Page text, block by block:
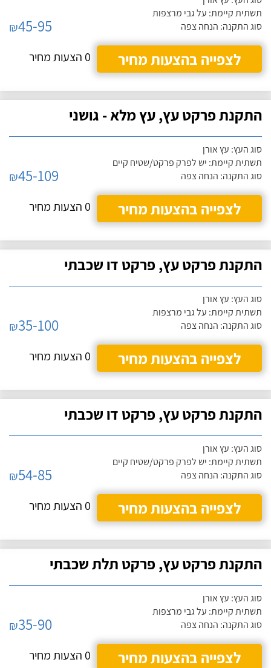
תשתית קיימת: על גבי מרצפות
סוג התקנה: הנחה צפה
₪45-95
לצפייה בהצעות מחיר
0 הצעות מחיר
התקנת פרקט עץ, עץ מלא - גושני
סוג העץ: עץ אורן
תשתית קיימת: יש לפרק פרקט/שטיח קיים
סוג התקנה: הנחה צפה
₪45-109
לצפייה בהצעות מחיר
0 הצעות מחיר
התקנת פרקט עץ, פרקט דו שכבתי
סוג העץ: עץ אורן
תשתית קיימת: על גבי מרצפות
סוג התקנה: הנחה צפה
₪35-100
לצפייה בהצעות מחיר
0 הצעות מחיר
התקנת פרקט עץ, פרקט דו שכבתי
סוג העץ: עץ אורן
תשתית קיימת: יש לפרק פרקט/שטיח קיים
סוג התקנה: הנחה צפה
₪54-85
לצפייה בהצעות מחיר
0 הצעות מחיר
התקנת פרקט עץ, פרקט תלת שכבתי
סוג העץ: עץ אורן
תשתית קיימת: על גבי מרצפות
סוג התקנה: הנחה צפה
₪35-90
לצפייה בהצעות מחיר
0 הצעות מחיר